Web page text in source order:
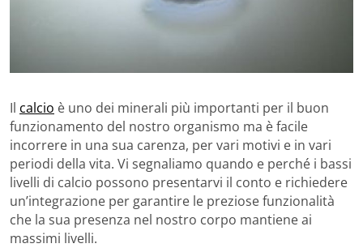
Il calcio è uno dei minerali più importanti per il buon
funzionamento del nostro organismo ma è facile
incorrere in una sua carenza, per vari motivi e in vari
periodi della vita. Vi segnaliamo quando e perché i bassi
livelli di calcio possono presentarvi il conto e richiedere
un’integrazione per garantire le preziose funzionalità
che la sua presenza nel nostro corpo mantiene ai
massimi livelli.